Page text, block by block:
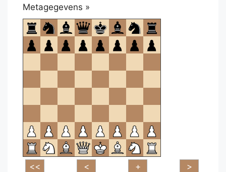
Metagegevens »
om
te
openen.